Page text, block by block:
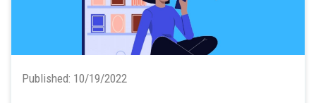
Published: 10/19/2022